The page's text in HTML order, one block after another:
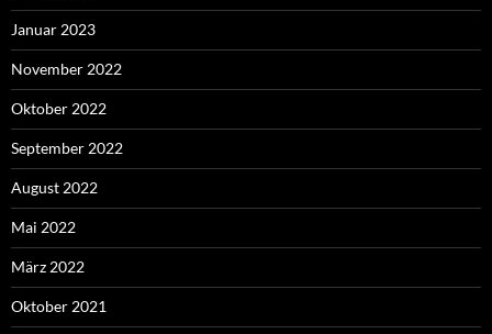
Januar 2023
November 2022
Oktober 2022
September 2022
August 2022
Mai 2022
März 2022
Oktober 2021